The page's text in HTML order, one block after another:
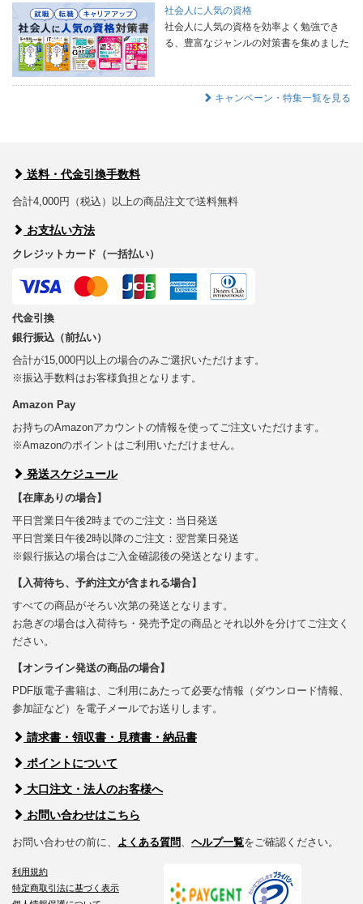
社会人に人気の資格
社会人に人気の資格を効率よく勉強でき
る、豊富なジャンルの対策書を集めました
キャンペーン・特集一覧を見る
送料・代金引換手数料
合計4,000円（税込）以上の商品注文で送料無料
お支払い方法
クレジットカード（一括払い）
代金引換
銀行振込（前払い）
合計が15,000円以上の場合のみご選択いただけます。
※振込手数料はお客様負担となります。
Amazon Pay
お持ちのAmazonアカウントの情報を使ってご注文いただけます。
※Amazonのポイントはご利用いただけません。
発送スケジュール
【在庫ありの場合】
平日営業日午後2時までのご注文：当日発送
平日営業日午後2時以降のご注文：翌営業日発送
※銀行振込の場合はご入金確認後の発送となります。
【入荷待ち、予約注文が含まれる場合】
すべての商品がそろい次第の発送となります。
お急ぎの場合は入荷待ち・発売予定の商品とそれ以外を分けてご注文く
ださい。
【オンライン発送の商品の場合】
PDF版電子書籍は、ご利用にあたって必要な情報（ダウンロード情報、
参加証など）を電子メールでお送りします。
請求書・領収書・見積書・納品書
ポイントについて
大口注文・法人のお客様へ
お問い合わせはこちら
お問い合わせの前に、 よくある質問、 ヘルプ一覧をご確認ください。
利用規約
特定商取引法に基づく表示